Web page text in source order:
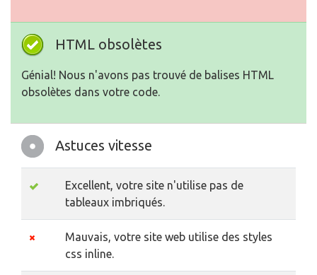
HTML obsolètes
Génial! Nous n'avons pas trouvé de balises HTML
obsolètes dans votre code.
Astuces vitesse
Excellent, votre site n'utilise pas de
tableaux imbriqués.
Mauvais, votre site web utilise des styles
css inline.